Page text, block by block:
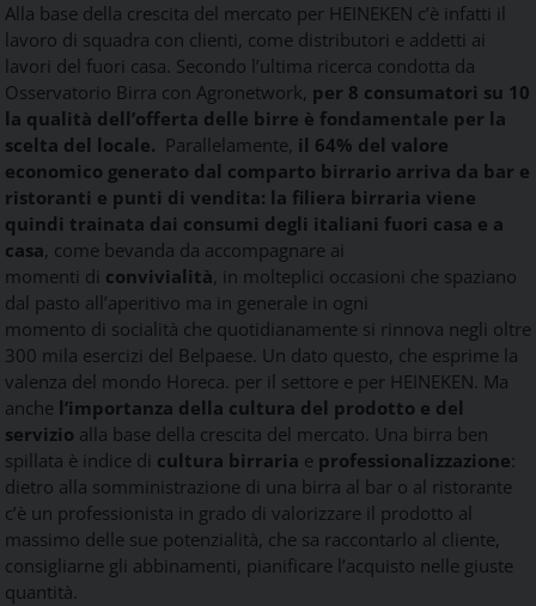
Alla base della crescita del mercato per HEINEKEN c’è infatti il
lavoro di squadra con clienti, come distributori e addetti ai
lavori del fuori casa. Secondo l’ultima ricerca condotta da
Osservatorio Birra con Agronetwork, per 8 consumatori su 10
la qualità dell’offerta delle birre è fondamentale per la
scelta del locale. Parallelamente, il 64% del valore
economico generato dal comparto birrario arriva da bar e
ristoranti e punti di vendita: la filiera birraria viene
quindi trainata dai consumi degli italiani fuori casa e a
casa, come bevanda da accompagnare ai
momenti di convivialità, in molteplici occasioni che spaziano
dal pasto all’aperitivo ma in generale in ogni
momento di socialità che quotidianamente si rinnova negli oltre
300 mila esercizi del Belpaese. Un dato questo, che esprime la
valenza del mondo Horeca. per il settore e per HEINEKEN. Ma
anche l’importanza della cultura del prodotto e del
servizio alla base della crescita del mercato. Una birra ben
spillata è indice di cultura birraria e professionalizzazione:
dietro alla somministrazione di una birra al bar o al ristorante
c’è un professionista in grado di valorizzare il prodotto al
massimo delle sue potenzialità, che sa raccontarlo al cliente,
consigliarne gli abbinamenti, pianificare l’acquisto nelle giuste
quantità.